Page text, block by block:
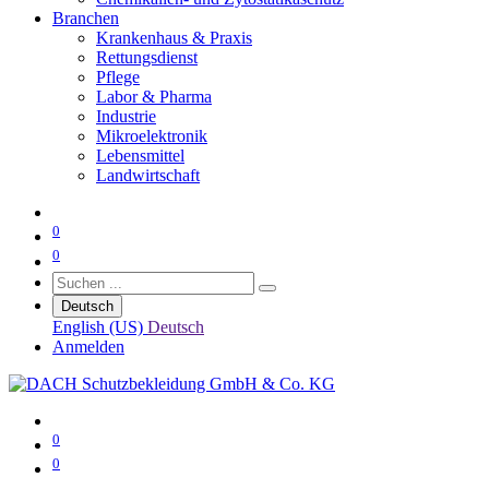
Branchen
Krankenhaus & Praxis
Rettungsdienst
Pflege
Labor & Pharma
Industrie
Mikroelektronik
Lebensmittel
Landwirtschaft
0
0
Deutsch
English (US) Deutsch
Anmelden
0
0